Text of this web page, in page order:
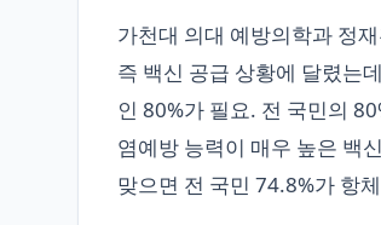
가천대 의대 예방의학과 정
즉 백신 공급 상황에 달렸는
인 80%가 필요. 전 국민의
염예방 능력이 매우 높은 백
맞으면 전 국민 74.8%가 항